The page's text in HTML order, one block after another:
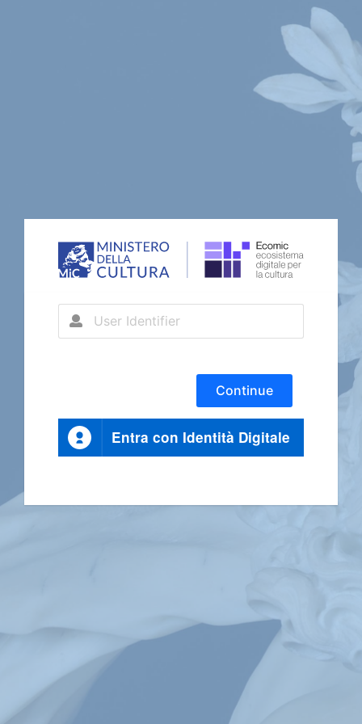
Continue
Entra con Identità Digitale